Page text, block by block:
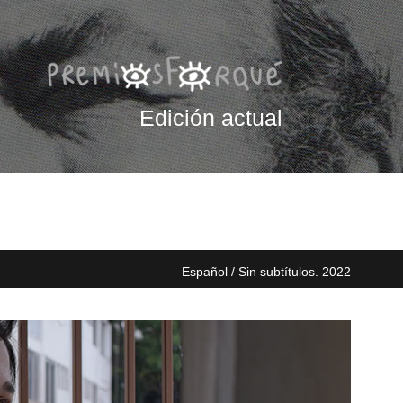
Edición actual
Español / Sin subtítulos. 2022